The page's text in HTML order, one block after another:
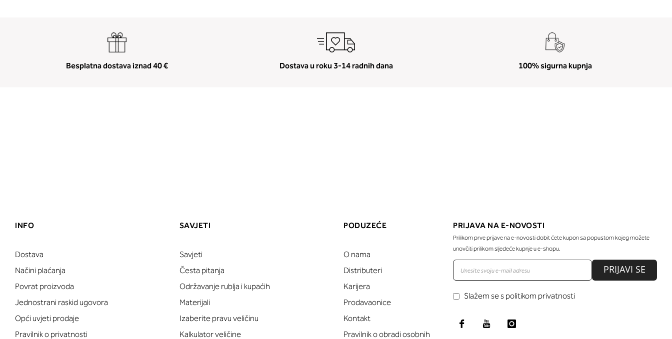
Besplatna dostava iznad 40 € Dostava u roku 3-14 radnih dana 100% sigurna kupnja
INFO
Dostava
Načini plaćanja
Povrat proizvoda
Jednostrani raskid ugovora
Opći uvjeti prodaje
Pravilnik o privatnosti
SAVJETI
Savjeti
Česta pitanja
Održavanje rublja i kupaćih
Materijali
Izaberite pravu veličinu
Kalkulator veličine
PODUZEĆE
O nama
Distributeri
Karijera
Prodavaonice
Kontakt
Pravilnik o obradi osobnih
PRIJAVA NA E-NOVOSTI
Prilikom prve prijave na e-novosti dobit ćete kupon sa popustom kojeg možete
unovčiti prilikom sljedeće kupnje u e-shopu.
PRIJAVI SE
Slažem se s politikom privatnosti